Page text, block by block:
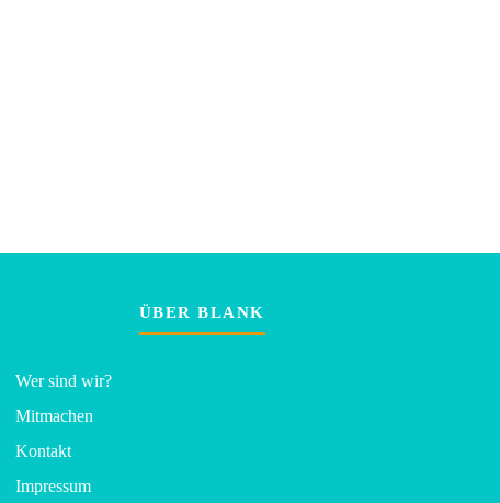
ÜBER BLANK
Wer sind wir?
Mitmachen
Kontakt
Impressum